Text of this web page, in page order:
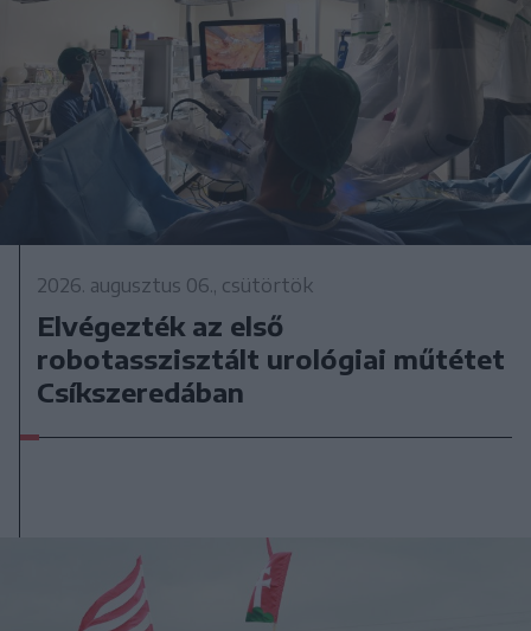
2026. augusztus 06., csütörtök
Elvégezték az első
robotasszisztált urológiai műtétet
Csíkszeredában